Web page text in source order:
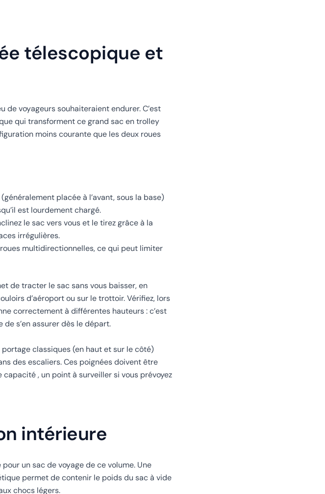
télescopique et
voyageurs souhaiteraient endurer. C’est
qui transforment ce grand sac en trolley
moins courante que les deux roues
placée à l’avant, sous la base)
est lourdement chargé.
le sac vers vous et le tirez grâce à la
irrégulières.
multidirectionnelles, ce qui peut limiter
de tracter le sac sans vous baisser, en
d’aéroport ou sur le trottoir. Vérifiez, lors
correctement à différentes hauteurs : c’est
s’en assurer dès le départ.
classiques (en haut et sur le côté)
des escaliers. Ces poignées doivent être
, un point à surveiller si vous prévoyez
intérieure
un sac de voyage de ce volume. Une
permet de contenir le poids du sac à vide
chocs légers.